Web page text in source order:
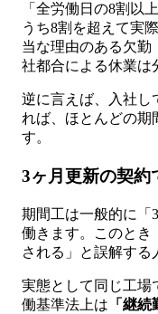
「全労働日の8割以
うち8割を超えて実
当な理由のある欠勤
社都合による休業は
逆に言えば、入社し
れば、ほとんどの期
す。
3ヶ月更新の契約
期間工は一般的に「
働きます。このとき
される」と誤解する
実態として同じ工場
働基準法上は 「継続